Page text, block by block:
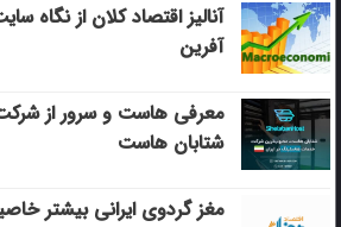
آنالیز اقتصاد کلان از نگاه
آفرین
معرفی هاست و سرور از
شتابان هاست
مغز گردوی ایرانی بیشتر